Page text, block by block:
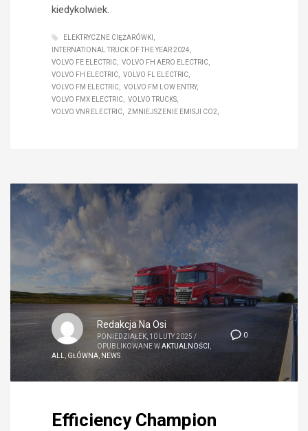
kiedykolwiek.
ELEKTRYCZNE CIĘŻARÓWKI
INTERNATIONAL TRUCK OF THE YEAR 2024
VOLVO FE ELECTRIC
VOLVO FH AERO ELECTRIC
VOLVO FH ELECTRIC
VOLVO FL ELECTRIC
VOLVO FM ELECTRIC
VOLVO FM LOW ENTRY
VOLVO FMX ELECTRIC
VOLVO TRUCKS
VOLVO VNR ELECTRIC
ZMNIEJSZENIE EMISJI CO2
0
Redakcja Na Osi
PONIEDZIAŁEK, 10 LUTY 2025 /
OPUBLIKOWANE WAKTUALNOŚCI
ALL
GŁÓWNA NEWS
Efficiency Champion